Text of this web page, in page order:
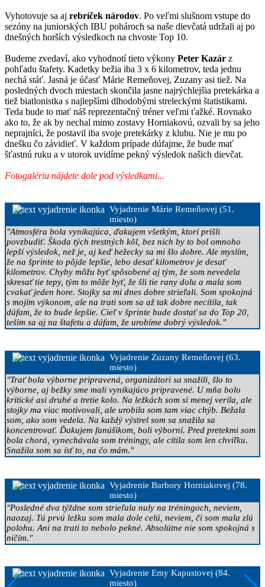
Vyhotovuje sa aj rebríček národov. Po veľmi slušnom vstupe do
sezóny na juniorských IBU pohároch sa naše dievčatá udržali aj po
dnešných horších výsledkoch na chvoste Top 10.
Budeme zvedaví, ako vyhodnotí tieto výkony Peter Kazár z
pohľadu štafety. Kadetky bežia iba 3 x 6 kilometrov, teda jednu
nechá stáť. Jasná je účasť Márie Remeňovej, Zuzany asi tiež. Na
posledných dvoch miestach skončila jasne najrýchlejšia pretekárka a
tiež biatlonistka s najlepšími dlhodobými streleckými štatistikami.
Teda bude to mať náš reprezentačný tréner veľmi ťažké. Rovnako
ako to, že ak by nechal mimo zostavy Horniakovú, ozvali by sa jeho
neprajníci, že postavil iba svoje pretekárky z klubu. Nie je mu po
dnešku čo závidieť. V každom prípade dúfajme, že bude mať
šťastnú ruku a v utorok uvidíme pekný výsledok našich dievčat.
Fotogalériu nájdete dole pod výsledkami...
Vyjadrenie Márie Remeňovej (51.
miesto)
"Atmosféra bola vynikajúca, ďakujem všetkým, ktorí prišli
povzbudiť. Škoda tých trestných kôl, bez nich by to bol omnoho
lepší výsledok, než je, aj keď bežecky sa mi šlo dobre. Ale myslím,
že na šprinte to pôjde lepšie, lebo desať kilometrov je desať
kilometrov. Chyby môžu byť spôsobené aj tým, že som nevedela
skresať tie tepy, tým to môže byť, že šli tie rany dolu a mala som
cvakať jeden hore. Stojky sa mi dnes dobre strieľali. Som spokojná
s mojím výkonom, ale na trati som sa až tak dobre necítila, tak
dúfam, že to bude lepšie. Cieľ v šprinte bude dostať sa do Top 20,
teším sa aj na štafetu a dúfam, že urobíme dobrý výsledok."
Vyjadrenie Zuzany Remeňovej (63.
miesto)
"Trať bola výborne pripravená, organizátori sa snažili, šlo to
výborne, aj bežky sme mali vynikajúco pripravené. U mňa bolo
kritické asi druhé a tretie kolo. Na ležkách som si menej verila, ale
stojky ma viac motivovali, ale urobila som tam viac chýb. Bežala
som, ako som vedela. Na každý výstrel som sa snažila sa
koncentrovať. Ďakujem fanúšikom, boli výborní. Pred pretekmi som
bola chorá, vynechávala som tréningy, ale cítila som len chvíľku.
Snažila som sa ísť to, na čo mám."
Vyjadrenie Barbory Horniakovej (78.
miesto)
"Posledné dva týždne som strieľala nuly na tréningoch, neviem,
naozaj. Tú prvú ležku som mala dole celú, neviem, či som mala zlú
polohu. Ani na trati to nebolo pekné. Absolútne nie som spokojná s
ničím."
Vyjadrenie Emy Kapustovej (84.
miesto)